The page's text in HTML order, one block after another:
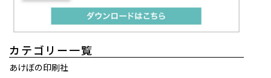
カテゴリー一覧
あけぼの印刷社